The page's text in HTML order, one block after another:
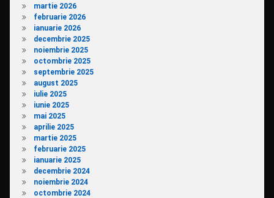
martie 2026
februarie 2026
ianuarie 2026
decembrie 2025
noiembrie 2025
octombrie 2025
septembrie 2025
august 2025
iulie 2025
iunie 2025
mai 2025
aprilie 2025
martie 2025
februarie 2025
ianuarie 2025
decembrie 2024
noiembrie 2024
octombrie 2024